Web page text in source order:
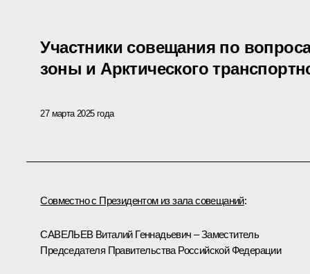
Участники совещания по
зоны и Арктического
27 марта 2025 года
Совместно с Президентом из зала совещаний:
САВЕЛЬЕВ Виталий Геннадьевич – Заместитель
Председателя Правительства Российской Федерации